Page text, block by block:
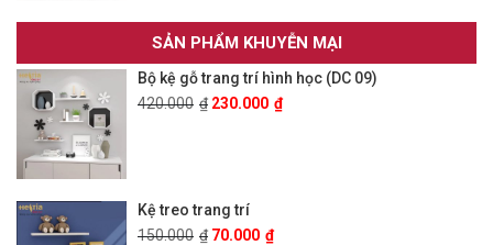
SẢN PHẨM KHUYỄN MẠI
Bộ kệ gỗ trang trí hình học (DC 09)
420.000 ₫ 230.000 ₫
Kệ treo trang trí
150.000 ₫ 70.000 ₫